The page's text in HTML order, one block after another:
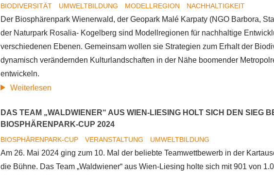
BIODIVERSITÄT UMWELTBILDUNG MODELLREGION NACHHALTIGKEIT
Der Biosphärenpark Wienerwald, der Geopark Malé Karpaty (NGO Barbora,
der Naturpark Rosalia- Kogelberg sind Modellregionen für nachhaltige
verschiedenen Ebenen. Gemeinsam wollen sie Strategien zum Erhalt der
dynamisch verändernden Kulturlandschaften in der Nähe boomender
entwickeln.
Weiterlesen
des
Interreg
Slowakei-
Österreich
Projektes
DAS TEAM „WALDWIENER“ AUS WIEN-LIESING HOLT SICH DEN SIEG
BIOSPHÄRENPARK-CUP 2024
BIOSPHÄRENPARK-CUP VERANSTALTUNG UMWELTBILDUNG
Am 26. Mai 2024 ging zum 10. Mal der beliebte Teamwettbewerb in der
die Bühne. Das Team „Waldwiener“ aus Wien-Liesing holte sich mit 901 von